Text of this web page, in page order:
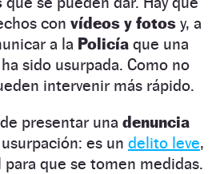
con vídeos y fotos y, a
a la Policía que una
sido usurpada. Como no
intervenir más rápido.
presentar una denuncia
es un delito leve,
para que se tomen medidas.